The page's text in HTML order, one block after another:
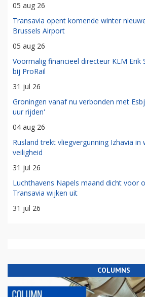
05 aug 26
Transavia opent komende winter
Brussels Airport
05 aug 26
Voormalig financieel directeur KLM Erik
bij ProRail
31 jul 26
Groningen vanaf nu verbonden met
uur rijden'
04 aug 26
Rusland trekt vliegvergunning Izhavia
veiligheid
31 jul 26
Luchthavens Napels maand dicht voor
Transavia wijken uit
31 jul 26
COLUMNS